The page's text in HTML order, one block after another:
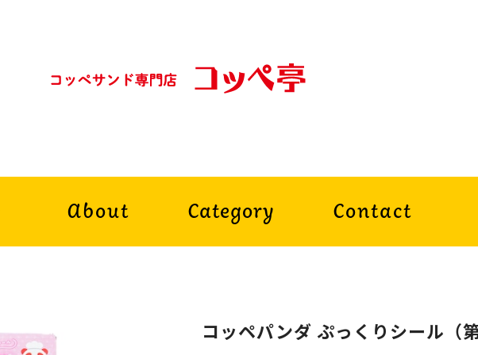
About Category Contact
コッペパンダ ぷっくりシール（第